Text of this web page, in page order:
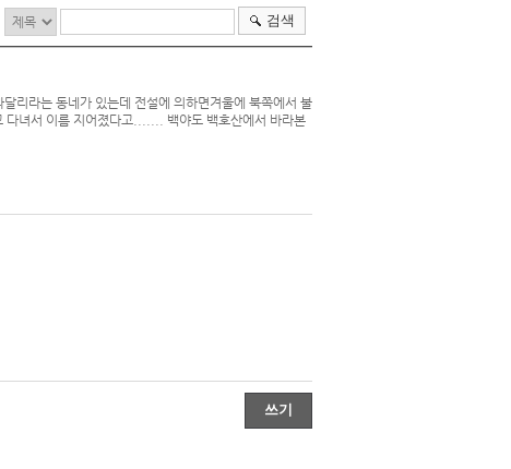
검색
리라는 동네가 있는데 전설에 의하면겨울에 북쪽에서 불
다녀서 이름 지어졌다고....... 백야도 백호산에서 바라본
쓰기